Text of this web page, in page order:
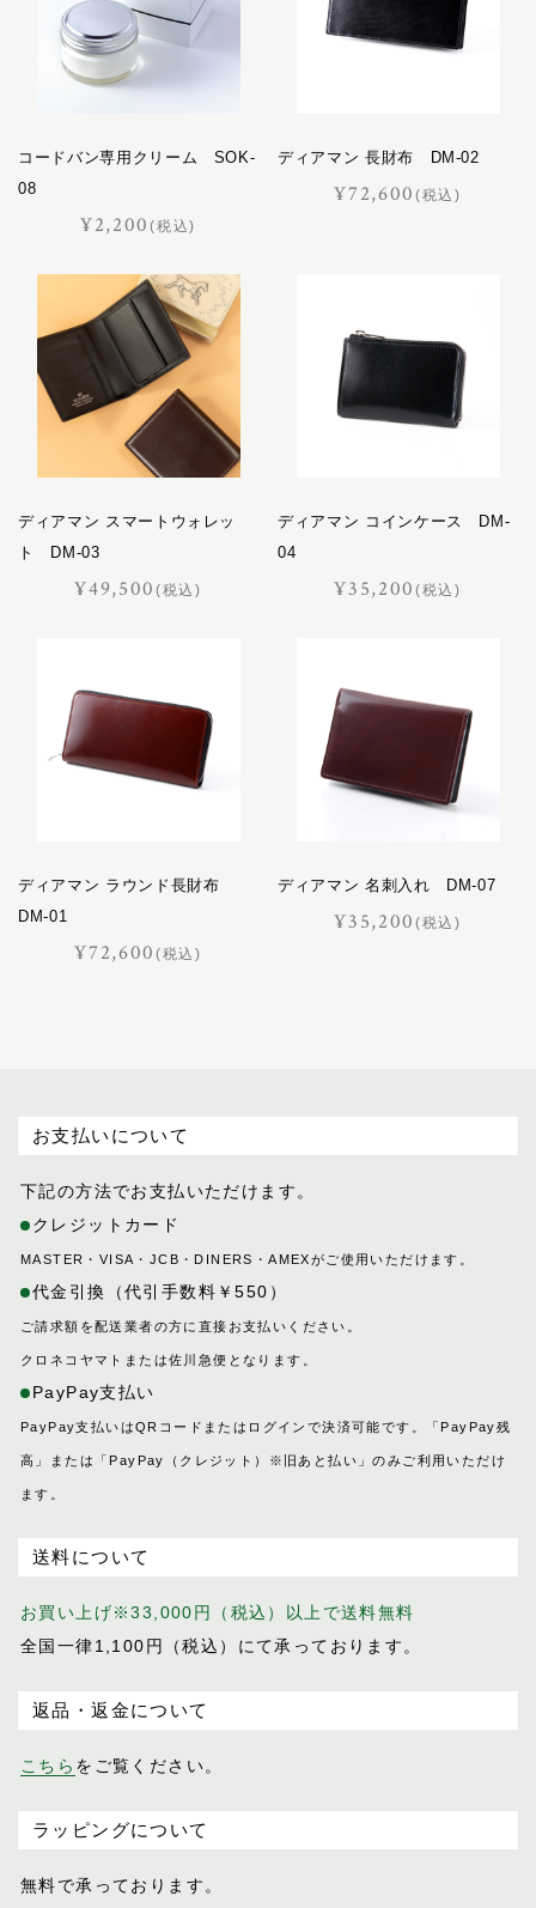
コードバン専用クリーム SOK-
08
¥2,200(税込)
ディアマン 長財布 DM-02
¥72,600(税込)
ディアマン スマートウォレッ
ト DM-03
¥49,500(税込)
ディアマン コインケース DM-
04
¥35,200(税込)
ディアマン ラウンド長財布
DM-01
¥72,600(税込)
ディアマン 名刺入れ DM-07
¥35,200(税込)
お支払いについて
下記の方法でお支払いただけます。
クレジットカード
MASTER・VISA・JCB・DINERS・AMEXがご使用いただけます。
代金引換（代引手数料￥550）
ご請求額を配送業者の方に直接お支払いください。
クロネコヤマトまたは佐川急便となります。
PayPay支払い
PayPay支払いはQRコードまたはログインで決済可能です。「PayPay残
高」または「PayPay（クレジット）※旧あと払い」のみご利用いただけ
ます。
送料について
お買い上げ※33,000円（税込）以上で送料無料
全国一律1,100円（税込）にて承っております。
返品・返金について
こちら をご覧ください。
ラッピングについて
無料で承っております。